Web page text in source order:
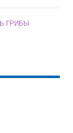
ГРИБЫ